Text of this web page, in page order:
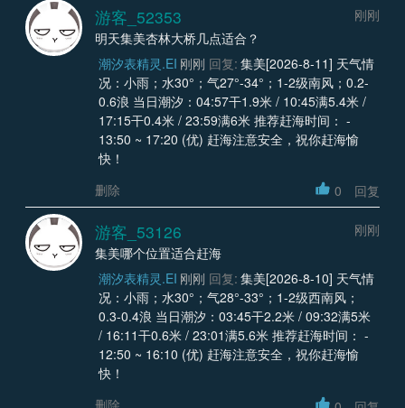
游客_52353
刚刚
明天集美杏林大桥几点适合？
潮汐表精灵.EI 刚刚 回复: 集美[2026-8-11] 天气情
况：小雨；水30°；气27°-34°；1-2级南风；0.2-
0.6浪 当日潮汐：04:57干1.9米 / 10:45满5.4米 /
17:15干0.4米 / 23:59满6米 推荐赶海时间： -
13:50 ~ 17:20 (优) 赶海注意安全，祝你赶海愉
快！
删除
0 回复
游客_53126
刚刚
集美哪个位置适合赶海
潮汐表精灵.EI 刚刚 回复: 集美[2026-8-10] 天气情
况：小雨；水30°；气28°-33°；1-2级西南风；
0.3-0.4浪 当日潮汐：03:45干2.2米 / 09:32满5米
/ 16:11干0.6米 / 23:01满5.6米 推荐赶海时间： -
12:50 ~ 16:10 (优) 赶海注意安全，祝你赶海愉
快！